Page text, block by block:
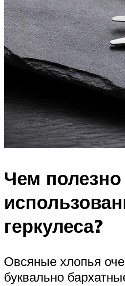
Чем полезно
геркулеса?
Овсяные хлопья
буквально